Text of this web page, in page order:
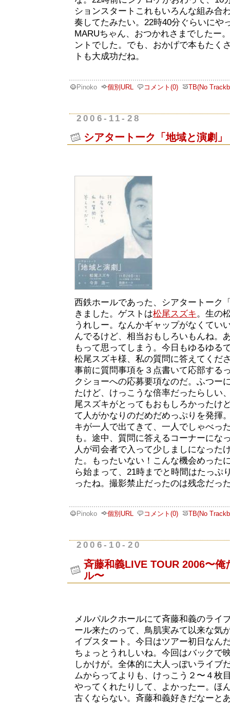
ションスタートこれもいろんな組み合
奏してたみたい。22時40分ぐらいにや
MARUちゃん、おつかれさまでしたー
ントでした。でも、おかげで本もたく
トも大成功だね。
Pinoko 個別URL コメント(0) TB(No
2006-11-28
シアタートーク「地域と演劇」
西鉄ホールであった、シアタートーク
きました。ゲストは松尾スズキ 。生の
うれしー。なんかギャップがなくてい
んでるけど、相当おもしろいもんね。
もって思ってしまう。今日もゆるゆ
松尾スズキ様、私の質問に答えてくだ
事前に質問事項を３点書いて応部する
クショーへの応募要項なのだ。ふつー
たけど、けっこうな倍率だったらしい
尾スズキがとってもおもしろかったけ
て人がかなりのだめだめっぷりを発揮
キが一人で出てきて、一人でしゃべっ
も。途中、質問に答えるコーナーにな
人が司会者で入って少しましになった
た。もったいない！こんな機会めった
ら始まって、21時までと時間はたっぷ
ったね。撮影禁止だったのは残念だっ
Pinoko 個別URL コメント(0) TB(No
2006-10-20
斉藤和義LIVE TOUR 2006〜俺
ル〜
メルパルクホールにて斉藤和義のライ
ール来たのって、鳥肌実みて以来な気
イブスタート。今日はツアー初日なん
ちょっとうれしいね。今回はバックで
しかけが。全体的に大人っぽいライブ
ムからってよりも、けっこう２〜４枚
やってくれたりして、よかったー。ほ
古くならない。斉藤和義好きだなーと